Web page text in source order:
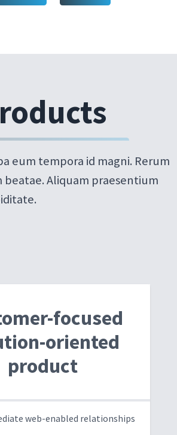
eum tempora id magni. Rerum
beatae. Aliquam praesentium
focused
oriented
product
web-enabled relationships